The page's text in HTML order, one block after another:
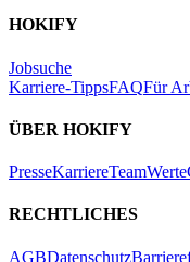
HOKIFY
Jobsuche
Karriere-TippsFAQFür
ÜBER HOKIFY
PresseKarriereTeamWerte
RECHTLICHES
AGBDatenschutz